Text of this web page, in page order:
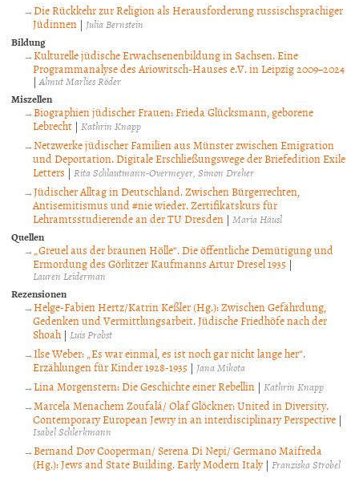
Die Rückkehr zur Religion als Herausforderung russischsprachiger
Jüdinnen | Julia Bernstein
Bildung
Kulturelle jüdische Erwachsenenbildung in Sachsen. Eine
Programmanalyse des Ariowitsch-Hauses e.V. in Leipzig 2009–2024
|Almut Marlies Röder
Miszellen
Biographien jüdischer Frauen: Frieda Glücksmann, geborene
Lebrecht | Kathrin Knapp
Netzwerke jüdischer Familien aus Münster zwischen Emigration
und Deportation. Digitale Erschließungswege der Briefedition Exile
Letters | Rita Schlautmann-Overmeyer Simon Dreher
Jüdischer Alltag in Deutschland. Zwischen Bürgerrechten,
Antisemitismus und #nie wieder. Zertifikatskurs für
Lehramtsstudierende an der TU Dresden | Maria Häusl
Quellen
„Greuel aus der braunen Hölle“. Die öffentliche Demütigung und
Ermordung des Görlitzer Kaufmanns Artur Dresel 1935 |
Lauren Leiderman
Rezensionen
Helge-Fabien Hertz/Katrin Keßler (Hg.): Zwischen Gefährdung,
Gedenken und Vermittlungsarbeit. Jüdische Friedhöfe nach der
Shoah | Luis Probst
Ilse Weber: „Es war einmal, es ist noch gar nicht lange her“.
Erzählungen für Kinder 1928-1935 | Jana Mikota
Lina Morgenstern: Die Geschichte einer Rebellin |Kathrin Knapp
Marcela Menachem Zoufalá/ Olaf Glöckner: United in Diversity.
Contemporary European Jewry in an interdisciplinary Perspective |
Isabel Schlerkmann
Bernand Dov Cooperman/ Serena Di Nepi/ Germano Maifreda
(Hg.): Jews and State Building. Early Modern Italy| Franziska Strobel